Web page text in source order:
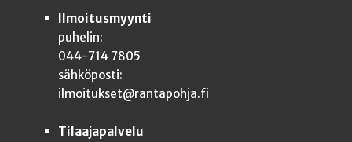
Ilmoitusmyynti
puhelin:
044-714 7805
sähköposti:
ilmoitukset@rantapohja.fi
Tilaajapalvelu